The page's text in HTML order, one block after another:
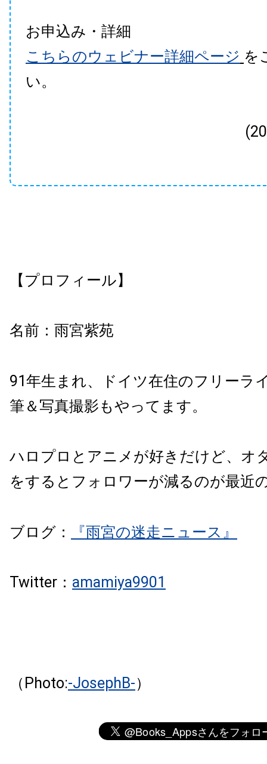
お申込み・詳細
こちらのウェビナー詳細ページ を
い。
【プロフィール】
名前：雨宮紫苑
91年生まれ、ドイツ在住のフリーラ
筆＆写真撮影もやってます。
ハロプロとアニメが好きだけど、 オ
をするとフォロワーが減るのが最近
ブログ： 『雨宮の迷走ニュース』
Twitter： amamiya9901
（Photo:-JosephB-）